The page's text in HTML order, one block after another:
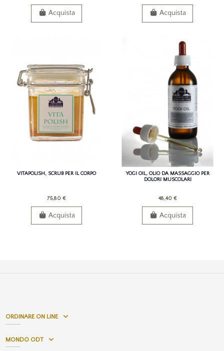
Acquista Acquista
VITAPOLISH, SCRUB PER IL CORPO
75,80 €
Acquista
YOGI OIL, OLIO DA MASSAGGIO PER
DOLORI MUSCOLARI
48,40 €
Acquista
ORDINARE ON LINE
MONDO ODT